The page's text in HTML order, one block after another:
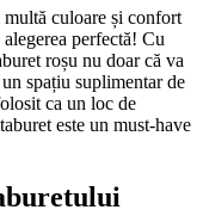
culoare și confort
perfectă! Cu
roșu nu doar că va
spațiu suplimentar de
ca un loc de
este un must-have